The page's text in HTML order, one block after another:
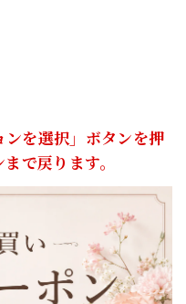
を選択」ボタンを押
で戻ります。